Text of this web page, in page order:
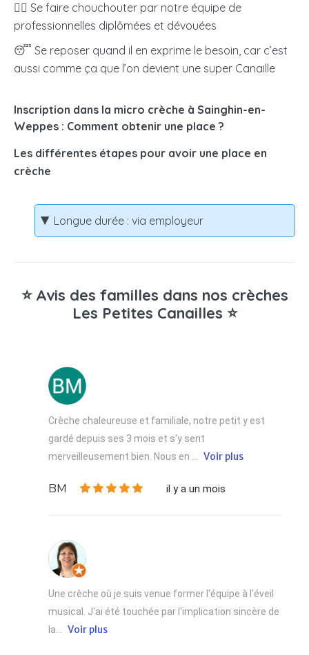
🧖‍♀️ Se faire chouchouter par notre équipe de
professionnelles diplômées et dévouées
😴 Se reposer quand il en exprime le besoin, car c’est
aussi comme ça que l’on devient une super Canaille
Inscription dans la micro crèche à Sainghin-en-
Weppes : Comment obtenir une place ?
Les différentes étapes pour avoir une place en
crèche
Longue durée : via employeur
⭐ Avis des familles dans nos crèches
Les Petites Canailles ⭐
Crèche chaleureuse et familiale, notre petit y est
gardé depuis ses 3 mois et s'y sent
merveilleusement bien. Nous en ... Voir plus
BM il y a un mois
Une crèche où je suis venue former l'équipe à l'éveil
musical. J'ai été touchée par l'implication sincère de
la... Voir plus